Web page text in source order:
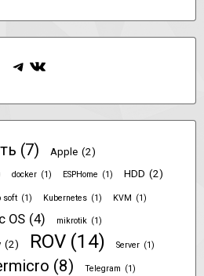
Telegram
ВКонтакте
(7) Apple (2)
docker (1) ESPHome (1) HDD (2)
soft (1) Kubernetes (1) KVM (1)
OS (4) mikrotik (1)
(2) ROV (14) Server (1)
(8) Telegram (1)